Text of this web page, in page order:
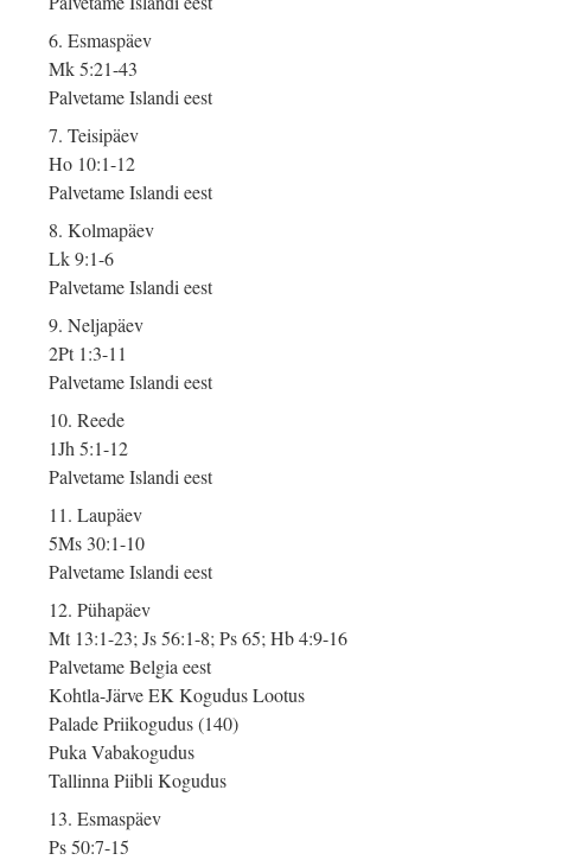
6. Esmaspäev
Mk 5:21-43
Palvetame Islandi eest
7. Teisipäev
Ho 10:1-12
Palvetame Islandi eest
8. Kolmapäev
Lk 9:1-6
Palvetame Islandi eest
9. Neljapäev
2Pt 1:3-11
Palvetame Islandi eest
10. Reede
1Jh 5:1-12
Palvetame Islandi eest
11. Laupäev
5Ms 30:1-10
Palvetame Islandi eest
12. Pühapäev
Mt 13:1-23; Js 56:1-8; Ps 65; Hb 4:9-16
Palvetame Belgia eest
Kohtla-Järve EK Kogudus Lootus
Palade Priikogudus (140)
Puka Vabakogudus
Tallinna Piibli Kogudus
13. Esmaspäev
Ps 50:7-15